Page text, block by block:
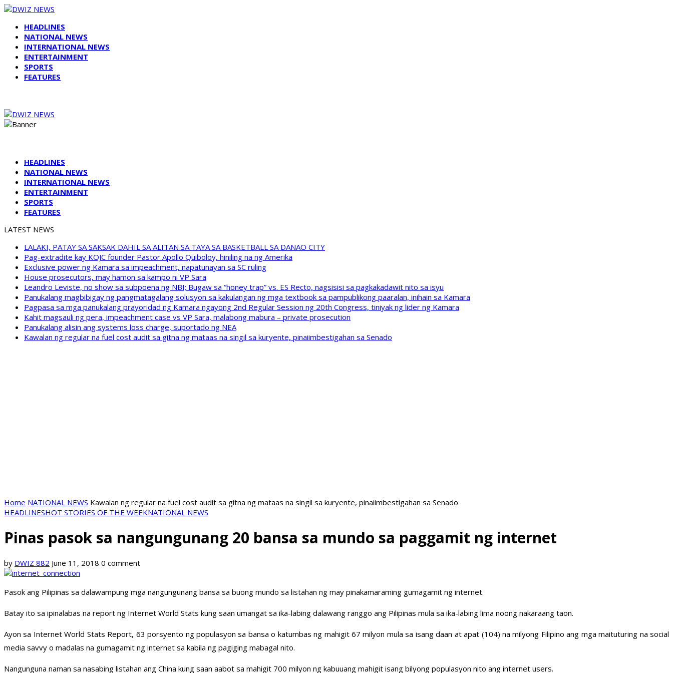
HEADLINES
NATIONAL NEWS
INTERNATIONAL NEWS
ENTERTAINMENT
SPORTS
FEATURES
HEADLINES
NATIONAL NEWS
INTERNATIONAL NEWS
ENTERTAINMENT
SPORTS
FEATURES
LATEST NEWS
LALAKI, PATAY SA SAKSAK DAHIL SA ALITAN SA TAYA SA BASKETBALL SA DANAO CITY
Pag-extradite kay KOJC founder Pastor Apollo Quiboloy, hiniling na ng Amerika
Exclusive power ng Kamara sa impeachment, napatunayan sa SC ruling
House prosecutors, may hamon sa kampo ni VP Sara
Leandro Leviste, no show sa subpoena ng NBI; Bugaw sa “honey trap” vs. ES Recto, nagsisisi sa pagkakadawit nito sa isyu
Panukalang magbibigay ng pangmatagalang solusyon sa kakulangan ng mga textbook sa pampublikong paaralan, inihain sa Kamara
Pagpasa sa mga panukalang prayoridad ng Kamara ngayong 2nd Regular Session ng 20th Congress, tiniyak ng lider ng Kamara
Kahit magsauli ng pera, impeachment case vs VP Sara, malabong mabura – private prosecution
Panukalang alisin ang systems loss charge, suportado ng NEA
Kawalan ng regular na fuel cost audit sa gitna ng mataas na singil sa kuryente, pinaiimbestigahan sa Senado
Home NATIONAL NEWS Kawalan ng regular na fuel cost audit sa gitna ng mataas na singil sa kuryente, pinaiimbestigahan sa Senado
HEADLINESHOT STORIES OF THE WEEKNATIONAL NEWS
Pinas pasok sa nangungunang 20 bansa sa mundo sa paggamit ng internet
by DWIZ 882 June 11, 2018 0 comment
Pasok ang Pilipinas sa dalawampung mga nangungunang bansa sa buong mundo sa listahan ng may pinakamaraming gumagamit ng internet.
Batay ito sa ipinalabas na report ng Internet World Stats kung saan umangat sa ika-labing dalawang ranggo ang Pilipinas mula sa ika-labing lima noong nakaraang taon.
Ayon sa Internet World Stats Report, 63 porsyento ng populasyon sa bansa o katumbas ng mahigit 67 milyon mula sa isang daan at apat (104) na milyong Filipino ang mga maituturing na social
media savvy o madalas na gumagamit ng internet sa kabila ng pagiging mabagal nito.
Nangunguna naman sa nasabing listahan ang China kung saan aabot sa mahigit 700 milyon ng kabuuang mahigit isang bilyong populasyon nito ang internet users.